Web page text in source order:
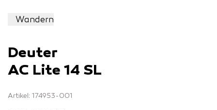
Wandern
Deuter
AC Lite 14 SL
Artikel: 174953-001